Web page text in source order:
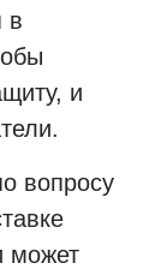
в
и
вопросу
может